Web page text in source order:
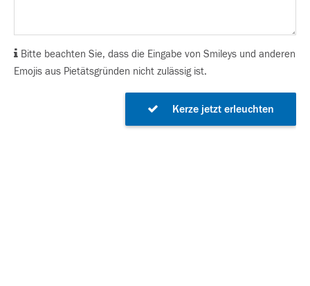
Bitte beachten Sie, dass die Eingabe von Smileys und anderen
Emojis aus Pietätsgründen nicht zulässig ist.
Kerze jetzt erleuchten